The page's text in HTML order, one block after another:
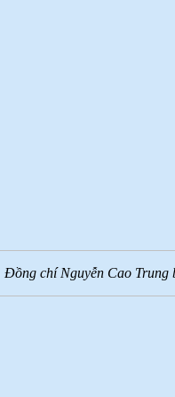
Đồng chí Nguyễn Cao Trung